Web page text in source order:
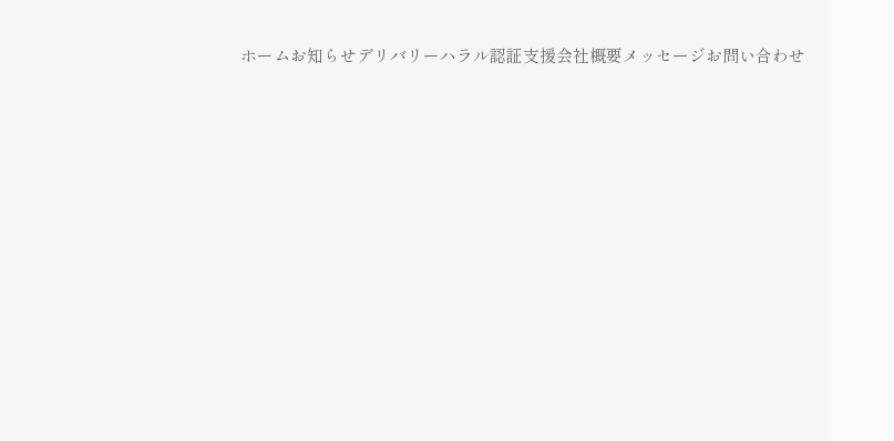
ホームお知らせデリバリーハラル認証支援会社概要メッセージお問い合わせ